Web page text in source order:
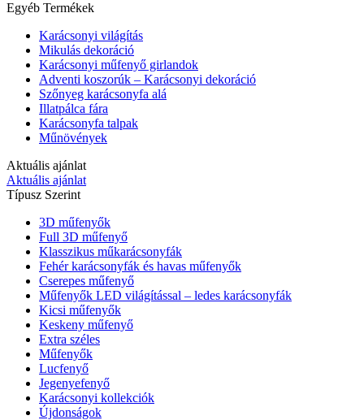
Egyéb Termékek
Karácsonyi világítás
Mikulás dekoráció
Karácsonyi műfenyő girlandok
Adventi koszorúk – Karácsonyi dekoráció
Szőnyeg karácsonyfa alá
Illatpálca fára
Karácsonyfa talpak
Műnövények
Aktuális ajánlat
Aktuális ajánlat
Típusz Szerint
3D műfenyők
Full 3D műfenyő
Klasszikus műkarácsonyfák
Fehér karácsonyfák és havas műfenyők
Cserepes műfenyő
Műfenyők LED világítással – ledes karácsonyfák
Kicsi műfenyők
Keskeny műfenyő
Extra széles
Műfenyők
Lucfenyő
Jegenyefenyő
Karácsonyi kollekciók
Újdonságok